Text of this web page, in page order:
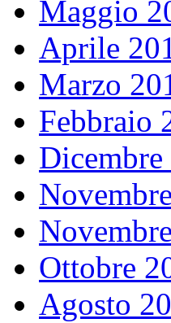
Maggio
Aprile
Marzo
Febbraio
Dicembre
Ottobre
Agosto